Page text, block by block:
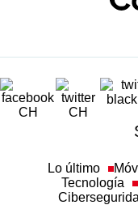
Lo último
Tecnología